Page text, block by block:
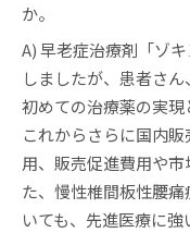
か。
A) 早老症治療剤「ゾ
しましたが、患者さ
初めての治療薬の実現
これからさらに国内
用、販売促進費用や
た、慢性椎間板性腰
いても、先進医療に